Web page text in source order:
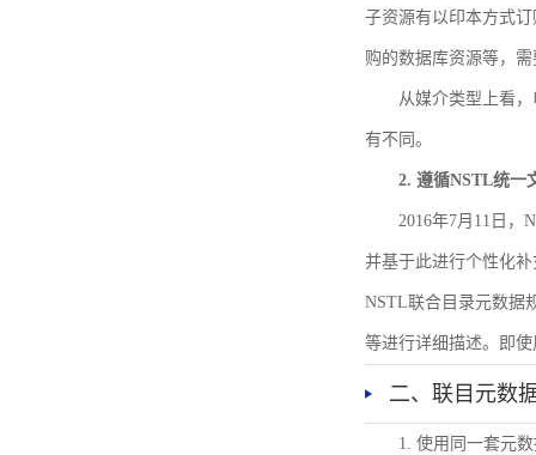
子资源有以印本方式
购的数据库资源等，
从媒介类型上看
有不同。
2. 遵循NSTL统一
2016年7月11日，
并基于此进行个性化
NSTL联合目录元数据
等进行详细描述。即
二、联目元数
1. 使用同一套元